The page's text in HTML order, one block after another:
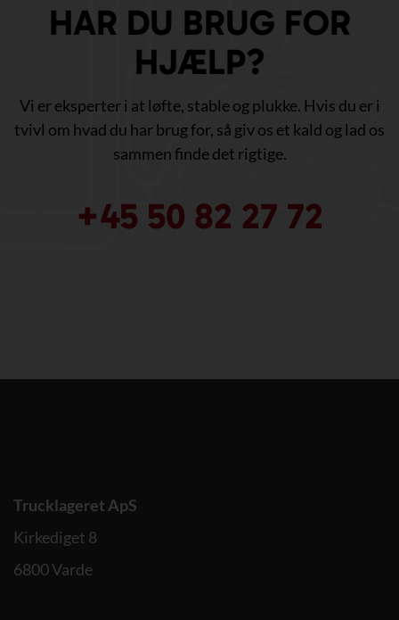
HAR DU BRUG FOR
HJÆLP?
Vi er eksperter i at løfte, stable og plukke. Hvis du er i
tvivl om hvad du har brug for, så giv os et kald og lad os
sammen finde det rigtige.
+45 50 82 27 72
Trucklageret ApS
Kirkediget 8
6800 Varde